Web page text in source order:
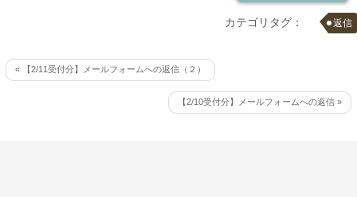
カテゴリタグ： 返信
« 【2/11受付分】メールフォームへの返信（２）
【2/10受付分】メールフォームへの返信 »